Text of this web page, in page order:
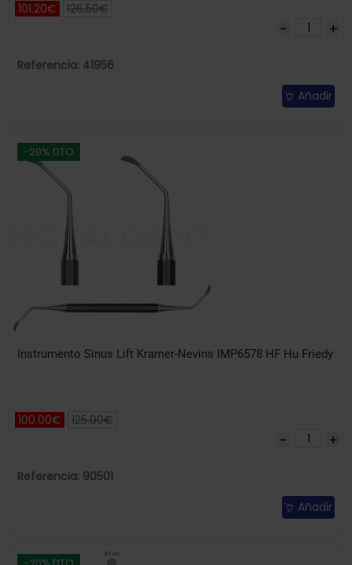
101.20€ 126.50€
Referencia: 41956
Añadir
-20% DTO
Instrumento Sinus Lift Kramer-Nevins IMP6578 HF Hu Friedy
100.00€ 125.00€
Referencia: 90501
Añadir